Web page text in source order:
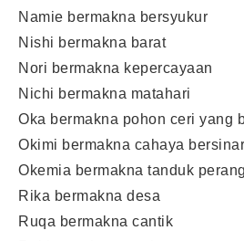
Namie bermakna bersyukur
Nishi bermakna barat
Nori bermakna kepercayaan
Nichi bermakna matahari
Oka bermakna pohon ceri yang
Okimi bermakna cahaya
Okemia bermakna tanduk perang
Rika bermakna desa
Ruqa bermakna cantik